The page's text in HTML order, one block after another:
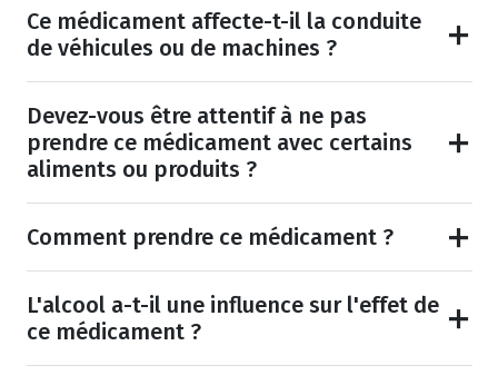
Ce médicament affecte-t-il la conduite
de véhicules ou de machines ?
Devez-vous être attentif à ne pas
prendre ce médicament avec certains
aliments ou produits ?
Comment prendre ce médicament ?
L'alcool a-t-il une influence sur l'effet de
ce médicament ?